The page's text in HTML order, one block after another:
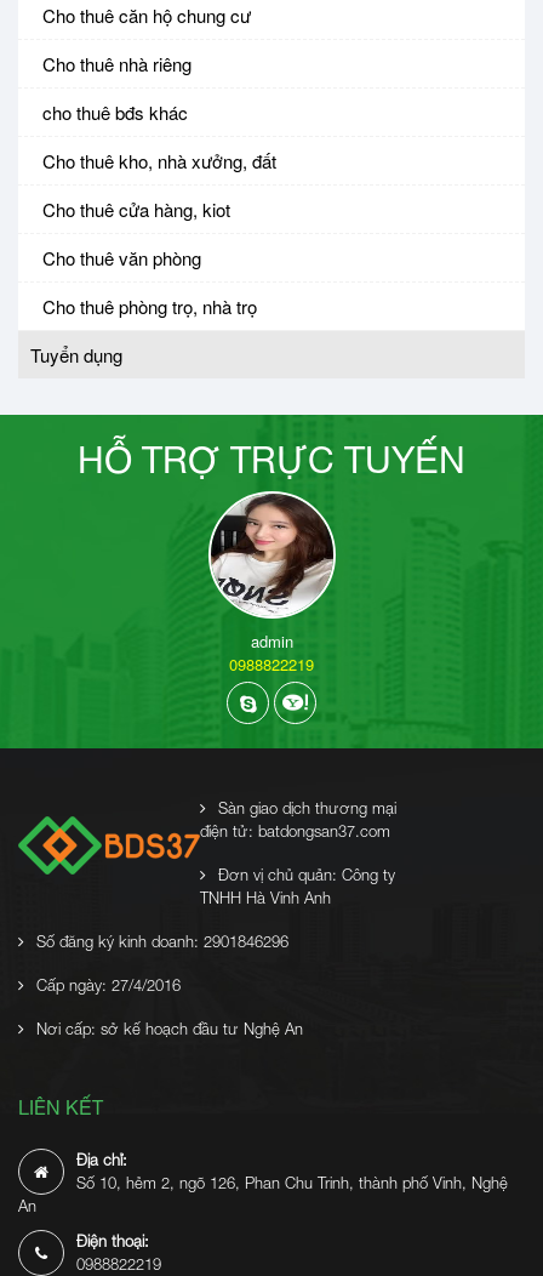
Cho thuê căn hộ chung cư
Cho thuê nhà riêng
cho thuê bđs khác
Cho thuê kho, nhà xưởng, đất
Cho thuê cửa hàng, kiot
Cho thuê văn phòng
Cho thuê phòng trọ, nhà trọ
Tuyển dụng
HỖ TRỢ TRỰC TUYẾN
admin
0988822219
Sàn giao dịch thương mại
điện tử: batdongsan37.com
Đơn vị chủ quản: Công ty
TNHH Hà Vinh Anh
Số đăng ký kinh doanh: 2901846296
Cấp ngày: 27/4/2016
Nơi cấp: sở kế hoạch đầu tư Nghệ An
LIÊN KẾT
Địa chỉ:
Số 10, hẻm 2, ngõ 126, Phan Chu Trinh, thành phố Vinh, Nghệ
An
Điện thoại:
0988822219